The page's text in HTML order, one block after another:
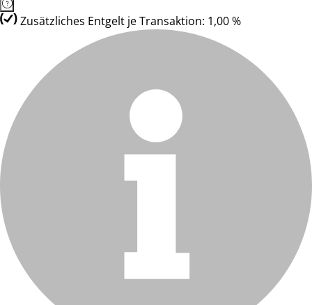
Zusätzliches Entgelt je Transaktion: 1,00 %